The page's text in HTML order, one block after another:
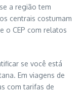
a região tem
centrais costumam
o CEP com relatos
se você está
Em viagens de
com tarifas de